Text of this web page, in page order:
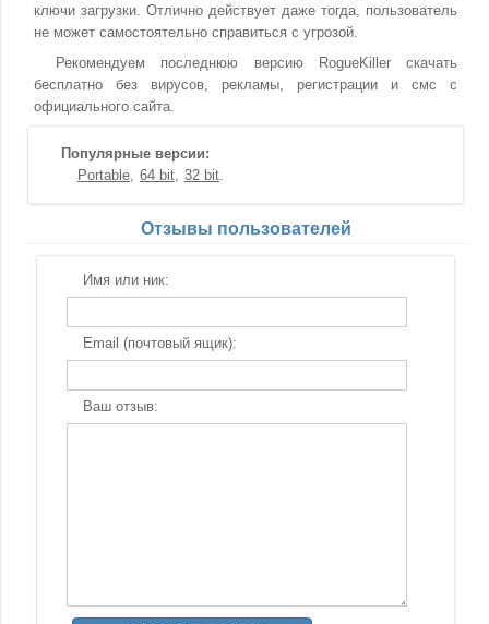
ключи загрузки. Отлично действует даже тогда, пользователь
не может самостоятельно справиться с угрозой.
Рекомендуем последнюю версию RogueKiller скачать
бесплатно без вирусов, рекламы, регистрации и смс с
официального сайта.
Популярные версии:
Portable
64 bit 32 bit
Отзывы пользователей
Имя или ник:
Email (почтовый ящик):
Ваш отзыв: